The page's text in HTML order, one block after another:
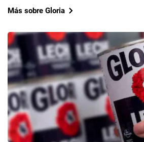
Más sobre Gloria